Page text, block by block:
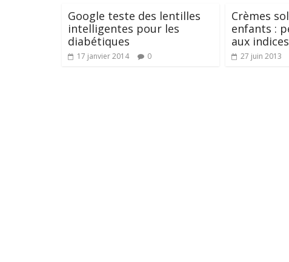
Google teste des lentilles
intelligentes pour les
diabétiques
17 janvier 2014 0
Crèmes
enfants :
aux
27 juin 2013